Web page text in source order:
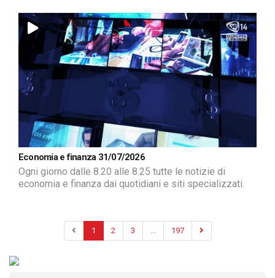
Economia e finanza 31/07/2026
Ogni giorno dalle 8.20 alle 8.25 tutte le notizie di
economia e finanza dai quotidiani e siti specializzati.
1 2 3 197